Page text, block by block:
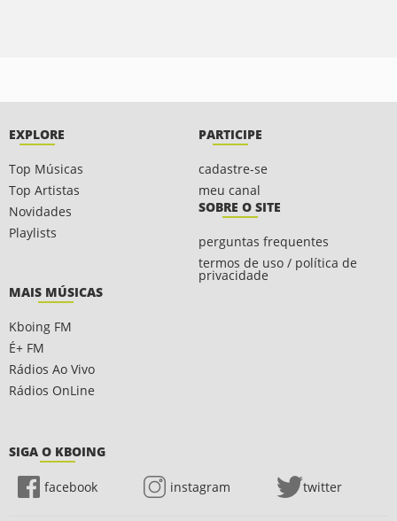
EXPLORE
Top Músicas
Top Artistas
Novidades
Playlists
PARTICIPE
cadastre-se
meu canal
SOBRE O SITE
perguntas frequentes
termos de uso / política de
privacidade
MAIS MÚSICAS
Kboing FM
É+ FM
Rádios Ao Vivo
Rádios OnLine
SIGA O KBOING
facebook instagram twitter